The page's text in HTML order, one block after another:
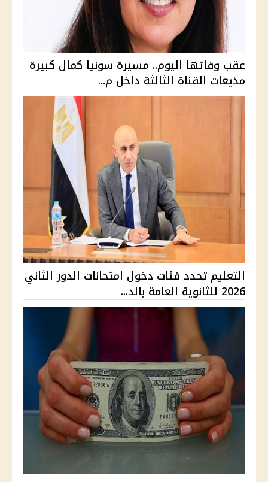
عقب وفاتها اليوم.. مسيرة سونيا كمال كبيرة
مذيعات القناة الثالثة داخل م...
التعليم تحدد فئات دخول امتحانات الدور الثاني
2026 للثانوية العامة بالد...